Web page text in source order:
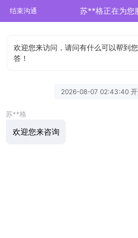
结束沟通 苏**格正在为您
欢迎您来访问，请问有什么可以帮到
答！
2026-08-07 02:43:40 开
苏**格
欢迎您来咨询